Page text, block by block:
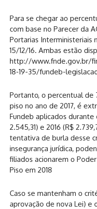
Para se chegar ao
com base no Parecer da
Portarias Interministeriais
15/12/16. Ambas estão
http://www.fnde.gov.br/
18-19-35/fundeb-
Portanto, o percentual de
piso no ano de 2017, é
Fundeb aplicados durante
2.545,31) e 2016 (R$
tentativa de burla desse
insegurança jurídica,
filiados acionarem o Poder
Piso em 2018
Caso se mantenham o
aprovação de nova Lei) e